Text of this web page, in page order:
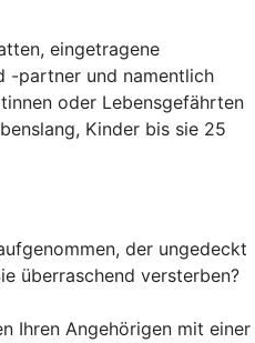
eingetragene
-partner und namentlich
oder Lebensgefährten
Kinder bis sie 25
der ungedeckt
überraschend versterben?
Ihren Angehörigen mit einer